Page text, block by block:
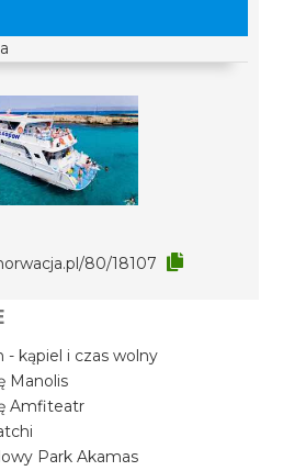
80/18107
- kąpiel i czas wolny
Manolis
Amfiteatr
Park Akamas